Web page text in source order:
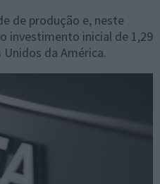
de produção e, neste
investimento inicial de 1,29
da América.